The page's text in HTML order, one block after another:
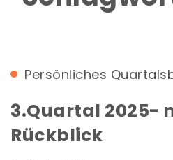
Persönliches
3.Quartal 2025-
Rückblick